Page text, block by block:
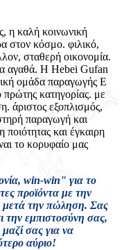
η καλή κοινωνική
στον κόσμο. φιλικό,
σταθερή οικονομία.
αγαθά. Η Hebei Gufan
ομάδα παραγωγής Ε
κατηγορίας. με
άριστος εξοπλισμός,
παραγωγή και
ποιότητας και έγκαιρη
το κορυφαίο μας
win-win" για το
προϊόντα με την
μετά την πώληση. Σας
την εμπιστοσύνη σας,
σας για να
αύριο!